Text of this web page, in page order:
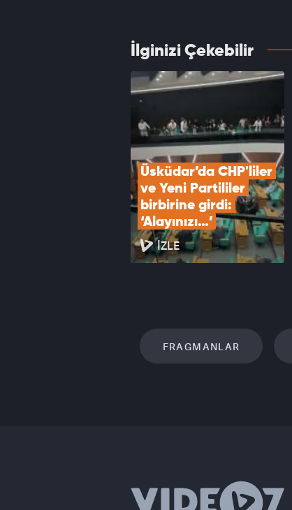
İlginizi Çekebilir
Üsküdar’da CHP'liler
ve Yeni Partililer
birbirine girdi:
‘Alayınızı…’
İZLE
FRAGMANLAR